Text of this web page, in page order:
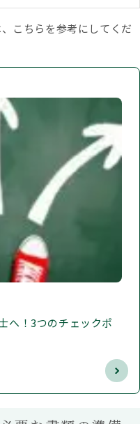
こちらを参考にしてくだ
へ！3つのチェックポ